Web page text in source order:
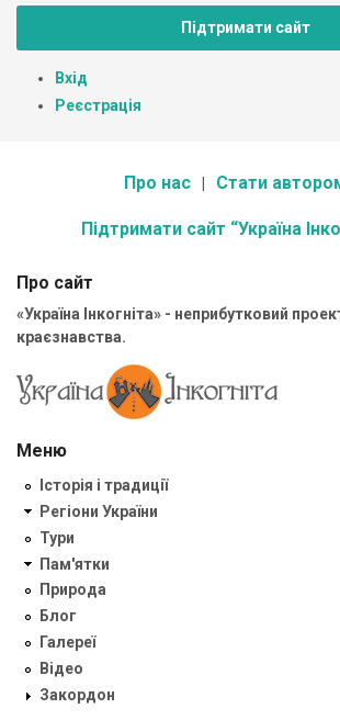
Підтримати сайт
Вхід
Реєстрація
Про нас Стати
Підтримати сайт “Україна
Про сайт
«Україна Інкогніта» - неприбутковий
краєзнавства.
Меню
Історія і традиції
Регіони України
Тури
Пам'ятки
Природа
Блог
Галереї
Відео
Закордон